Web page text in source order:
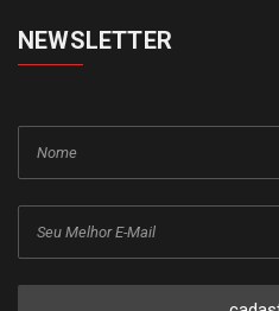
NEWSLETTER